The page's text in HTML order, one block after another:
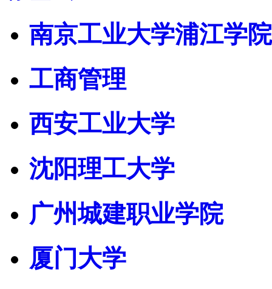
南京工业大学浦江学院
工商管理
西安工业大学
沈阳理工大学
广州城建职业学院
厦门大学